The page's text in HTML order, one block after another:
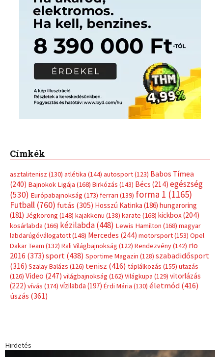
Címkék
asztalitenisz (130) atlétika (144) autosport(123) Babos Tímea
(240) Bajnokok Ligája (168) Birkózás (143) Bécs (214) egészség
(530) Európabajnokság (173) ferrari (139) forma 1 (1165)
Futball (760) futás (305) Hosszú Katinka (186) hungaroring
(181) Jégkorong (148) kajakkenu (138) karate (168) kickbox(204)
kosárlabda (166) kézilabda(448) Lewis Hamilton (168) magyar
labdarúgóválogatott(148) Mercedes (244) motorsport(153) Opel
Dakar Team (132) Rali Világbajnokság (122) Rendezvény(142) rio
2016 (373) sport(438) Sportime Magazin (128) szabadidősport
(316) Szalay Balázs (126) tenisz (416) táplálkozás (155) utazás
(126) Video (247) világbajnokság (162) Világkupa (129) vitorlázás
(222) vívás (174) vízilabda (197) Érdi Mária (130) életmód(416)
úszás (361)
Hirdetés